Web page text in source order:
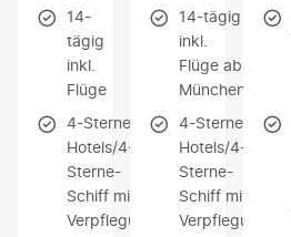
14-
tägig
inkl.
Flüge
4-Sterne-
Hotels/4-
Sterne-
Schiff mit
Verpflegung
14-tägig
inkl.
Flüge ab
München
4-Sterne-
Hotels/4-
Sterne-
Schiff mit
Verpflegung